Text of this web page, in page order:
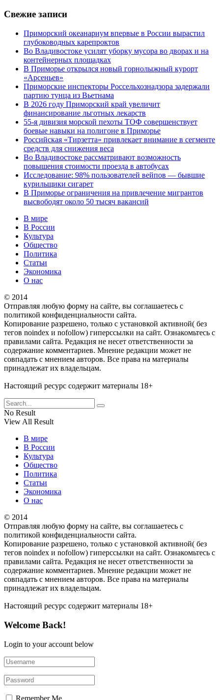
Свежие записи
Приморский океанариум впервые в России вырастил
глубоководных карепроктов
Во Владивостоке усилят уборку мусора во дворах и на
контейнерных площадках
В Приморье открылся новый горнолыжный курорт
«Арсеньев»
Приморские инспекторы Россельхознадзора задержали
партию тунца из Вьетнама
В 2026 году Приморский край увеличит
финансирование льготных лекарств
55-я дивизия морской пехоты ТОФ совершенствует
боевые навыки на полигоне в Приморье
Российская «Тирзетта» привлекает внимание в сегменте
средств для снижения веса
Во Владивостоке рассматривают возможность
повышения стоимости проезда в автобусах
Исследование: 98% пользователей вейпов — бывшие
курильщики сигарет
В Приморье ограничения на привлечение мигрантов
высвободят около 50 тысяч вакансий
В мире
В России
Культура
Общество
Политика
Статьи
Экономика
О нас
© 2014
Отправляя любую форму на сайте, вы соглашаетесь с
политикой конфиденциальности сайта.
Копирование разрешено, только с установкой активной( без
тегов noindex и nofollow) гиперссылки на сайт. Ознакомьтесь с
правилами сайта. Редакция не несет ответственности за
содержание комментариев. Мнение редакции может не
совпадать с мнением авторов. Все права на материалы
принадлежат их владельцам.
Настоящий ресурс содержит материалы 18+
No Result
View All Result
В мире
В России
Культура
Общество
Политика
Статьи
Экономика
О нас
© 2014
Отправляя любую форму на сайте, вы соглашаетесь с
политикой конфиденциальности сайта.
Копирование разрешено, только с установкой активной( без
тегов noindex и nofollow) гиперссылки на сайт. Ознакомьтесь с
правилами сайта. Редакция не несет ответственности за
содержание комментариев. Мнение редакции может не
совпадать с мнением авторов. Все права на материалы
принадлежат их владельцам.
Настоящий ресурс содержит материалы 18+
Welcome Back!
Login to your account below
Remember Me